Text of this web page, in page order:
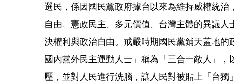
選民，係因國民黨政府據台以來為維持威權統治
自由、憲政民主、多元價值、台灣主體的異議人
決權利與政治自由。戒嚴時期國民黨鋪天蓋地的
國內黨外民主運動人士」稱為「三合一敵人」
壓，並對人民進行洗腦，讓人民對被貼上「台獨